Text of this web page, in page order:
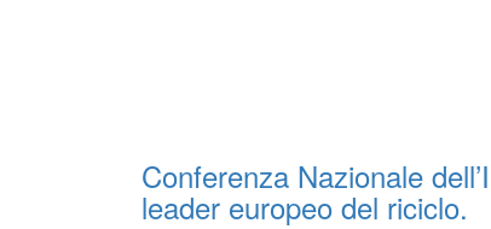
Conferenza Nazionale
leader europeo del riciclo.